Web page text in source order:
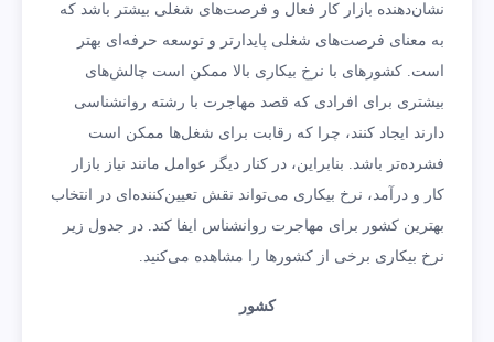
نشان‌دهنده بازار کار فعال و فرصت‌های شغلی بیشتر باشد که
به معنای فرصت‌های شغلی پایدارتر و توسعه حرفه‌ای بهتر
است. کشورهای با نرخ بیکاری بالا ممکن است چالش‌های
بیشتری برای افرادی که قصد مهاجرت با رشته روانشناسی
دارند ایجاد کنند، چرا که رقابت برای شغل‌ها ممکن است
فشرده‌تر باشد. بنابراین، در کنار دیگر عوامل مانند نیاز بازار
کار و درآمد، نرخ بیکاری می‌تواند نقش تعیین‌کننده‌ای در انتخاب
بهترین کشور برای مهاجرت روانشناس ایفا کند. در جدول زیر
نرخ بیکاری برخی از کشورها را مشاهده می‌کنید.
کشور